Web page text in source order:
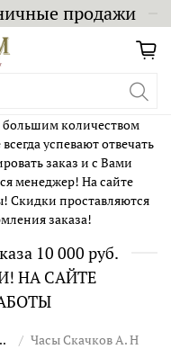
продажи
большим количеством
успевают отвечать
заказ и с Вами
менеджер! На сайте
Скидки проставляются
заказа!
10 000 руб.
НА САЙТЕ
Часы Скачков А. Н